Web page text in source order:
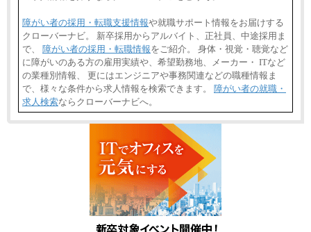
障がい者の採用・転職支援情報や就職サポート情報をお届けする
クローバーナビ。 新卒採用からアルバイト、正社員、中途採用ま
で、 障がい者の採用・転職情報をご紹介。 身体・視覚・聴覚など
に障がいのある方の雇用実績や、希望勤務地、メーカー・ ITなど
の業種別情報、 更にはエンジニアや事務関連などの職種情報ま
で、様々な条件から求人情報を検索できます。 障がい者の就職・
求人検索ならクローバーナビへ。